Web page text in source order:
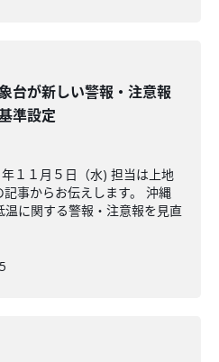
台が新しい警報・注意報
準設定
１月５日（水) 担当は上地
事からお伝えします。 沖縄
に関する警報・注意報を見直